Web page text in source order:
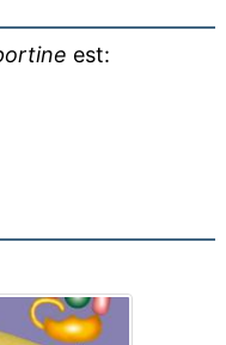
est: